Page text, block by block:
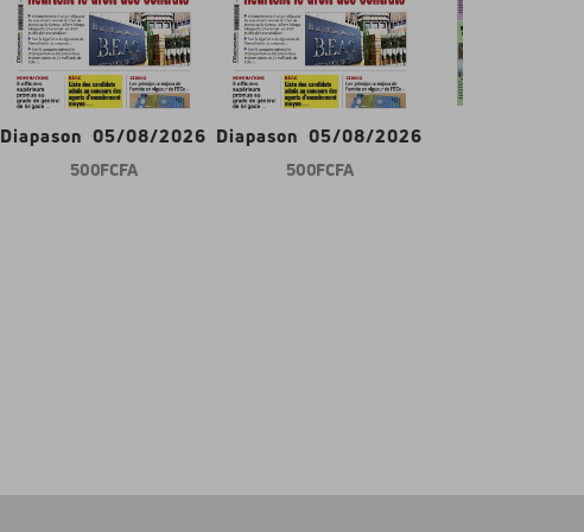
Diapason 05/08/2026
500 FCFA
Diapason 05/08/2026
500 FCFA